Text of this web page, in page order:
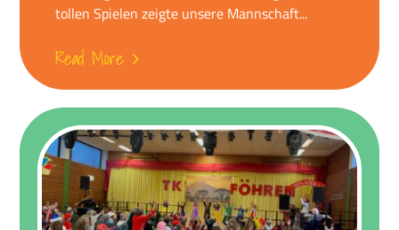
tollen Spielen zeigte unsere Mannschaft...
Read More